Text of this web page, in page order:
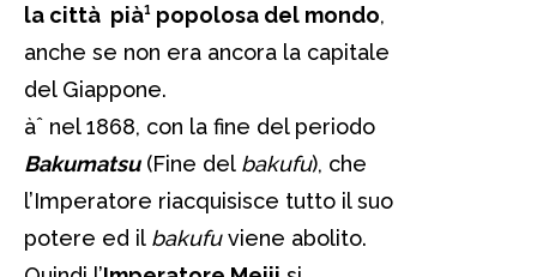
la città pià¹ popolosa del mondo,
anche se non era ancora la capitale
del Giappone.
àˆ nel 1868, con la fine del periodo
Bakumatsu(Fine del bakufu), che
l’Imperatore riacquisisce tutto il suo
potere ed il bakufuviene abolito.